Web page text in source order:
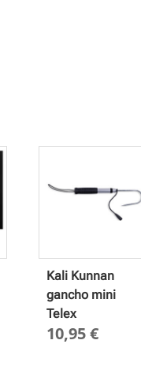
Kali Kunnan
gancho mini
Telex
10,95€